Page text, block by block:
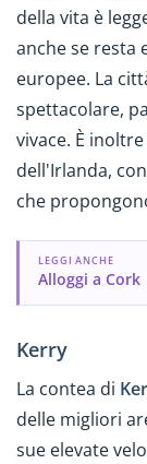
della vita è
anche se resta
europee. La
spettacolare,
vivace. È
dell'Irlanda,
che
LEGGI ANCHE
Alloggi a Cork
Kerry
La contea di
delle migliori
sue elevate